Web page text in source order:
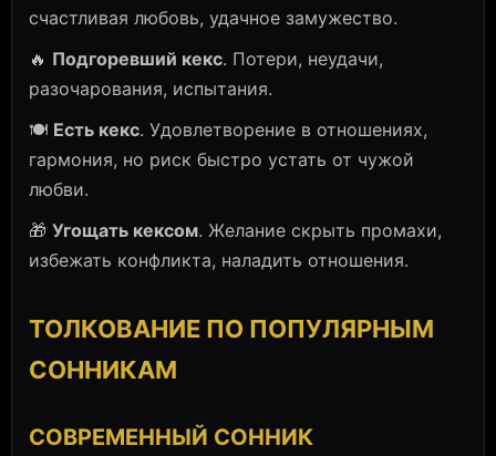
счастливая любовь, удачное замужество.
🔥 Подгоревший кекс. Потери, неудачи,
разочарования, испытания.
🍽️ Есть кекс. Удовлетворение в отношениях,
гармония, но риск быстро устать от чужой
любви.
🎁 Угощать кексом. Желание скрыть промахи,
избежать конфликта, наладить отношения.
ТОЛКОВАНИЕ ПО ПОПУЛЯРНЫМ
СОННИКАМ
СОВРЕМЕННЫЙ СОННИК